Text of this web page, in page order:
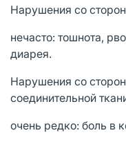
Нарушения со
нечасто: тошнота,
диарея.
Нарушения со
соединительной
очень редко: боль в